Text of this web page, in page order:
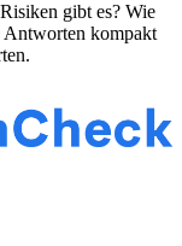
gibt es? Wie
Antworten kompakt